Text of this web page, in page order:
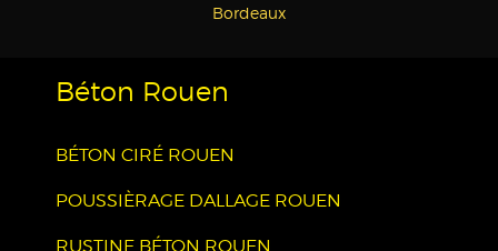
Bordeaux
Béton Rouen
BÉTON CIRÉ ROUEN
POUSSIÈRAGE DALLAGE ROUEN
RUSTINE BÉTON ROUEN